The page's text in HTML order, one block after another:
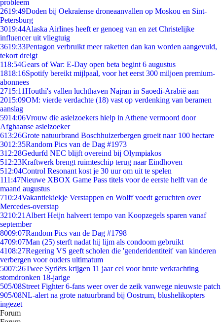
probleem
2619:49Doden bij Oekraïense droneaanvallen op Moskou en Sint-
Petersburg
3019:44Alaska Airlines heeft er genoeg van en zet Christelijke
influencer uit vliegtuig
3619:33Pentagon verbruikt meer raketten dan kan worden aangevuld,
tekort dreigt
118:54Gears of War: E-Day open beta begint 6 augustus
1818:16Spotify bereikt mijlpaal, voor het eerst 300 miljoen premium-
abonnees
2715:11Houthi's vallen luchthaven Najran in Saoedi-Arabië aan
2015:09OM: vierde verdachte (18) vast op verdenking van beramen
aanslag
5914:06Vrouw die asielzoekers hielp in Athene vermoord door
Afghaanse asielzoeker
613:26Grote natuurbrand Boschhuizerbergen groeit naar 100 hectare
3012:35Random Pics van de Dag #1973
312:28Gedurfd NEC blijft overeind bij Olympiakos
512:23Kraftwerk brengt ruimteschip terug naar Eindhoven
512:04Control Resonant kost je 30 uur om uit te spelen
111:47Nieuwe XBOX Game Pass titels voor de eerste helft van de
maand augustus
710:24Vakantiekiekje Verstappen en Wolff voedt geruchten over
Mercedes-overstap
3210:21 Albert Heijn halveert tempo van Koopzegels sparen vanaf
september
8009:07Random Pics van de Dag #1798
4709:07Man (25) sterft nadat hij lijm als condoom gebruikt
4108:27Regering VS geeft scholen die 'genderidentiteit' van kinderen
verbergen voor ouders ultimatum
5007:26Twee Syriërs krijgen 11 jaar cel voor brute verkrachting
stomdronken 18-jarige
505/08Street Fighter 6-fans weer over de zeik vanwege nieuwste patch
905/08NL-alert na grote natuurbrand bij Oostrum, blushelikopters
ingezet
Forum